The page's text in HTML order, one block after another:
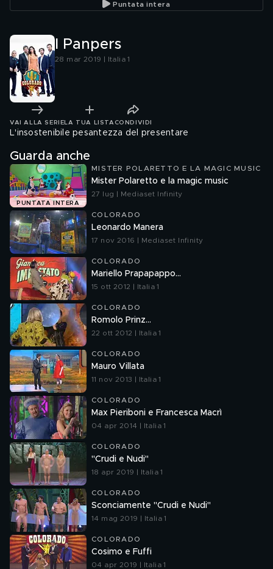
Puntata intera
I Panpers
28 mar 2019 | Italia 1
VAI ALLA SERIE LA TUA LISTA CONDIVIDI
L'insostenibile pesantezza del presentare
Guarda anche
PUNTATA INTERA
MISTER POLARETTO E LA MAGIC MUSIC
Mister Polaretto e la magic music
27 lug | Mediaset Infinity
COLORADO
Leonardo Manera
17 nov 2016 | Mediaset Infinity
COLORADO
Mariello Prapapappo...
15 ott 2012 | Italia 1
COLORADO
Romolo Prinz...
22 ott 2012 | Italia 1
COLORADO
Mauro Villata
11 nov 2013 | Italia 1
COLORADO
Max Pieriboni e Francesca Macrì
04 apr 2014 | Italia 1
COLORADO
"Crudi e Nudi"
18 apr 2019 | Italia 1
COLORADO
Sconciamente "Crudi e Nudi"
14 mag 2019 | Italia 1
COLORADO
Cosimo e Fuffi
04 apr 2019 | Italia 1